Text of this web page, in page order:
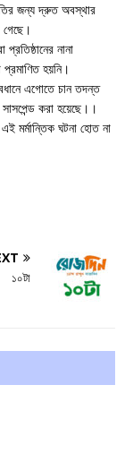
জন্য দ্রুত অবস্থার
নানা
হয়নি।
এগোতে চান তদন্ত
করা হয়েছে।।
মর্মান্তিক ঘটনা হোত না
১০টা